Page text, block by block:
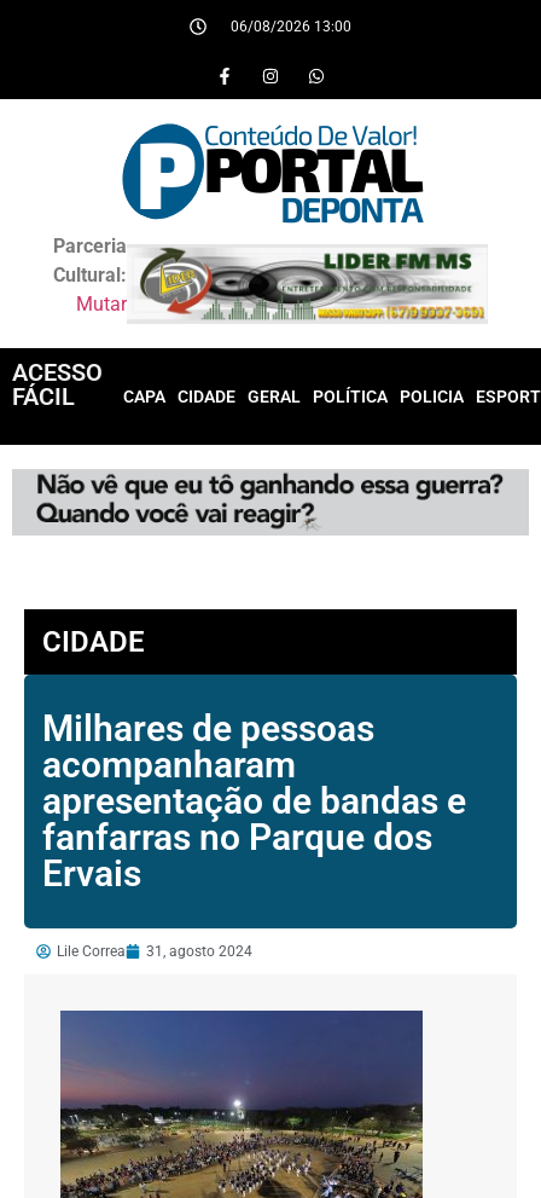
06/08/2026 13:00
Parceria
Cultural:
Mutar
ACESSO
FÁCIL
CAPA CIDADE GERAL POLÍTICA POLICIA
CIDADE
Milhares de pessoas
acompanharam
apresentação de bandas e
fanfarras no Parque dos
Ervais
Lile Correa 31, agosto 2024